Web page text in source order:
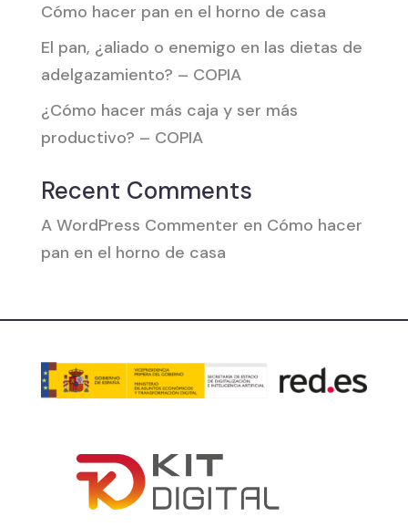
Cómo hacer pan en el horno de casa
El pan, ¿aliado o enemigo en las dietas de
adelgazamiento? – COPIA
¿Cómo hacer más caja y ser más
productivo? – COPIA
Recent Comments
A WordPress Commenter en Cómo hacer
pan en el horno de casa